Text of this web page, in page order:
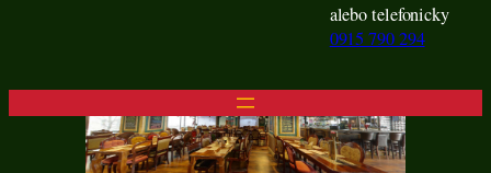
alebo telefonicky
0915 790 294